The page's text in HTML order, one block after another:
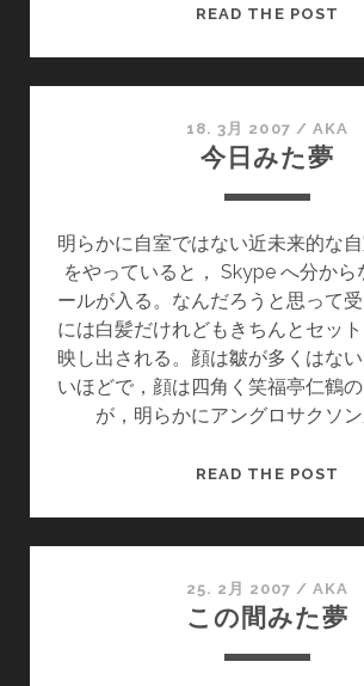
READ THE POST
行
た
い
と
思
い
ま
せ
18. 3月 2007 / AKA
今日みた夢
明らかに自室ではない近未来的な
をやっていると， Skype へ分から
ールが入る。なんだろうと思って
には白髪だけれどもきちんとセッ
映し出される。顔は皺が多くはな
いほどで，顔は四角く笑福亭仁鶴
が，明らかにアングロサクソン
READ THE POST
夢
25. 2月 2007 /AKA
この間みた夢